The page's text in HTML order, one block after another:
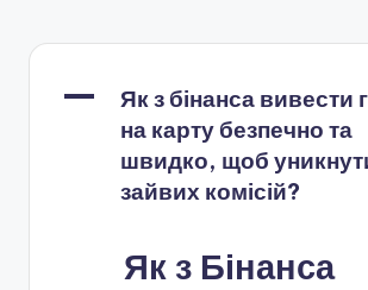
A
Як з бінанса вивести
на карту безпечно та
швидко, щоб
зайвих комісій?
Як з Бінанса